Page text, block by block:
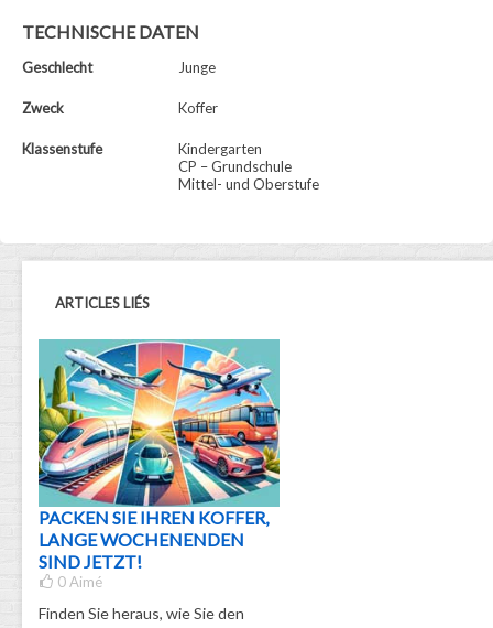
TECHNISCHE DATEN
Geschlecht Junge
Zweck Koffer
Klassenstufe
Kindergarten
CP – Grundschule
Mittel- und Oberstufe
ARTICLES LIÉS
PACKEN SIE IHREN KOFFER,
LANGE WOCHENENDEN
SIND JETZT!
0Aimé
Finden Sie heraus, wie Sie den